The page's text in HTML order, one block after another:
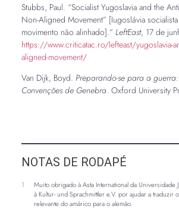
Stubbs, Paul. “Socialist Yugoslavia and the
Non-Aligned Movement” [Iugoslávia
movimento não alinhado].” LeftEast, 17 de
https://www.criticatac.ro/lefteast/yugoslavia-
aligned-movement/
Van Dijk, Boyd. Preparando-se para a
Convenções de Genebra. Oxford University
NOTAS DE RODAPÉ
1
Muito obrigado à Asta International da Universidade
à Kultur- und Sprachmittler e.V. por ajudar a traduzir
relevante do amárico para o alemão.